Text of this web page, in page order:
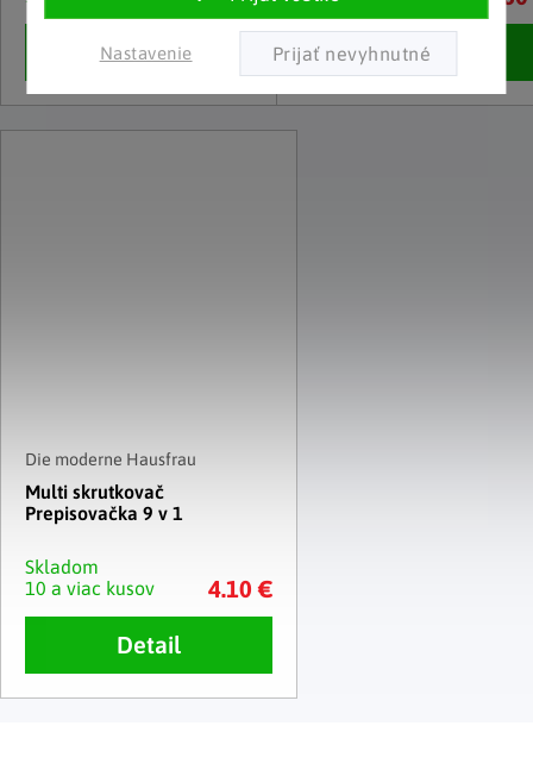
Nastavenie
Detail Detail
Die moderne Hausfrau
Multi skrutkovač
Prepisovačka 9 v 1
Skladom
10 a viac kusov
4.10 €
Detail